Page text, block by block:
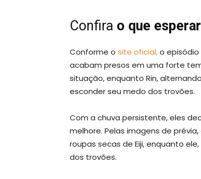
Confira o que
Conforme o site oficial,o episódio
acabam presos em uma forte
situação, enquanto Rin,
esconder seu medo dos trovões.
Com a chuva persistente, eles
melhore. Pelas imagens de
roupas secas de Eiji, enquanto
dos trovões.